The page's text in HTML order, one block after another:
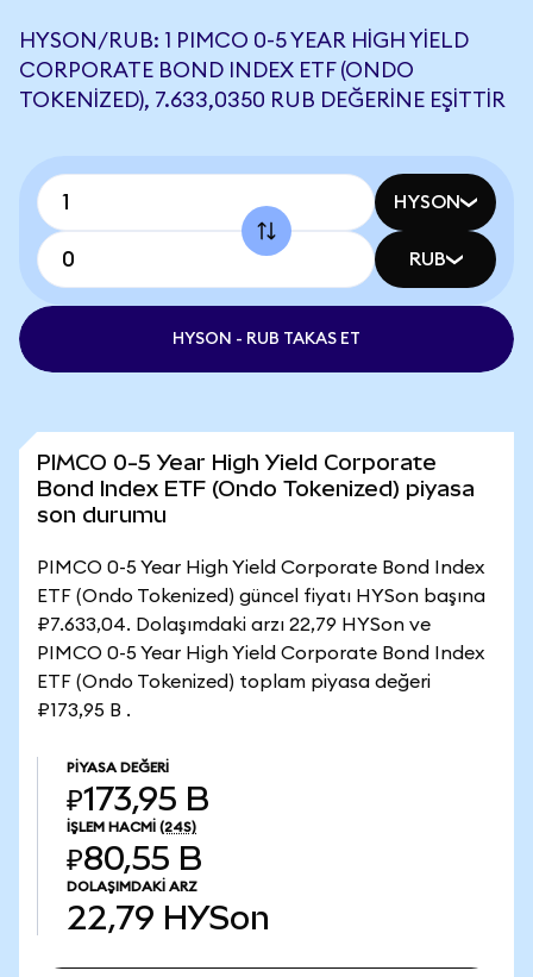
HYSON/RUB: 1 PIMCO 0-5 YEAR HIGH YIELD
CORPORATE BOND INDEX ETF (ONDO
TOKENIZED), 7.633,0350 RUB DEĞERINE EŞITTIR
HYSON
RUB
HYSON - RUB TAKAS ET
PIMCO 0-5 Year High Yield Corporate
Bond Index ETF (Ondo Tokenized) piyasa
son durumu
PIMCO 0-5 Year High Yield Corporate Bond Index
ETF (Ondo Tokenized) güncel fiyatı HYSon başına
₽7.633,04. Dolaşımdaki arzı 22,79 HYSon ve
PIMCO 0-5 Year High Yield Corporate Bond Index
ETF (Ondo Tokenized) toplam piyasa değeri
₽173,95 B .
PIYASA DEĞERI
₽173,95 B
İŞLEM HACMI (24S)
₽80,55 B
DOLAŞIMDAKI ARZ
22,79 HYSon